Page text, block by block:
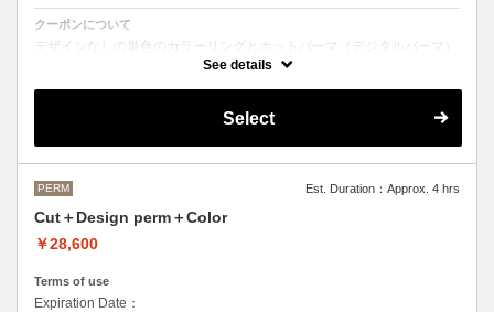
クーポンについて
デザインなしの単色のカラーリングとホットパーマ（デジタルパーマ）
M ¥＋1100 L¥＋1650 LL¥＋2200
See details
Select
PERM Est. Duration：Approx. 4 hrs
Cut＋Design perm＋Color
￥28,600
Terms of use
Expiration Date：